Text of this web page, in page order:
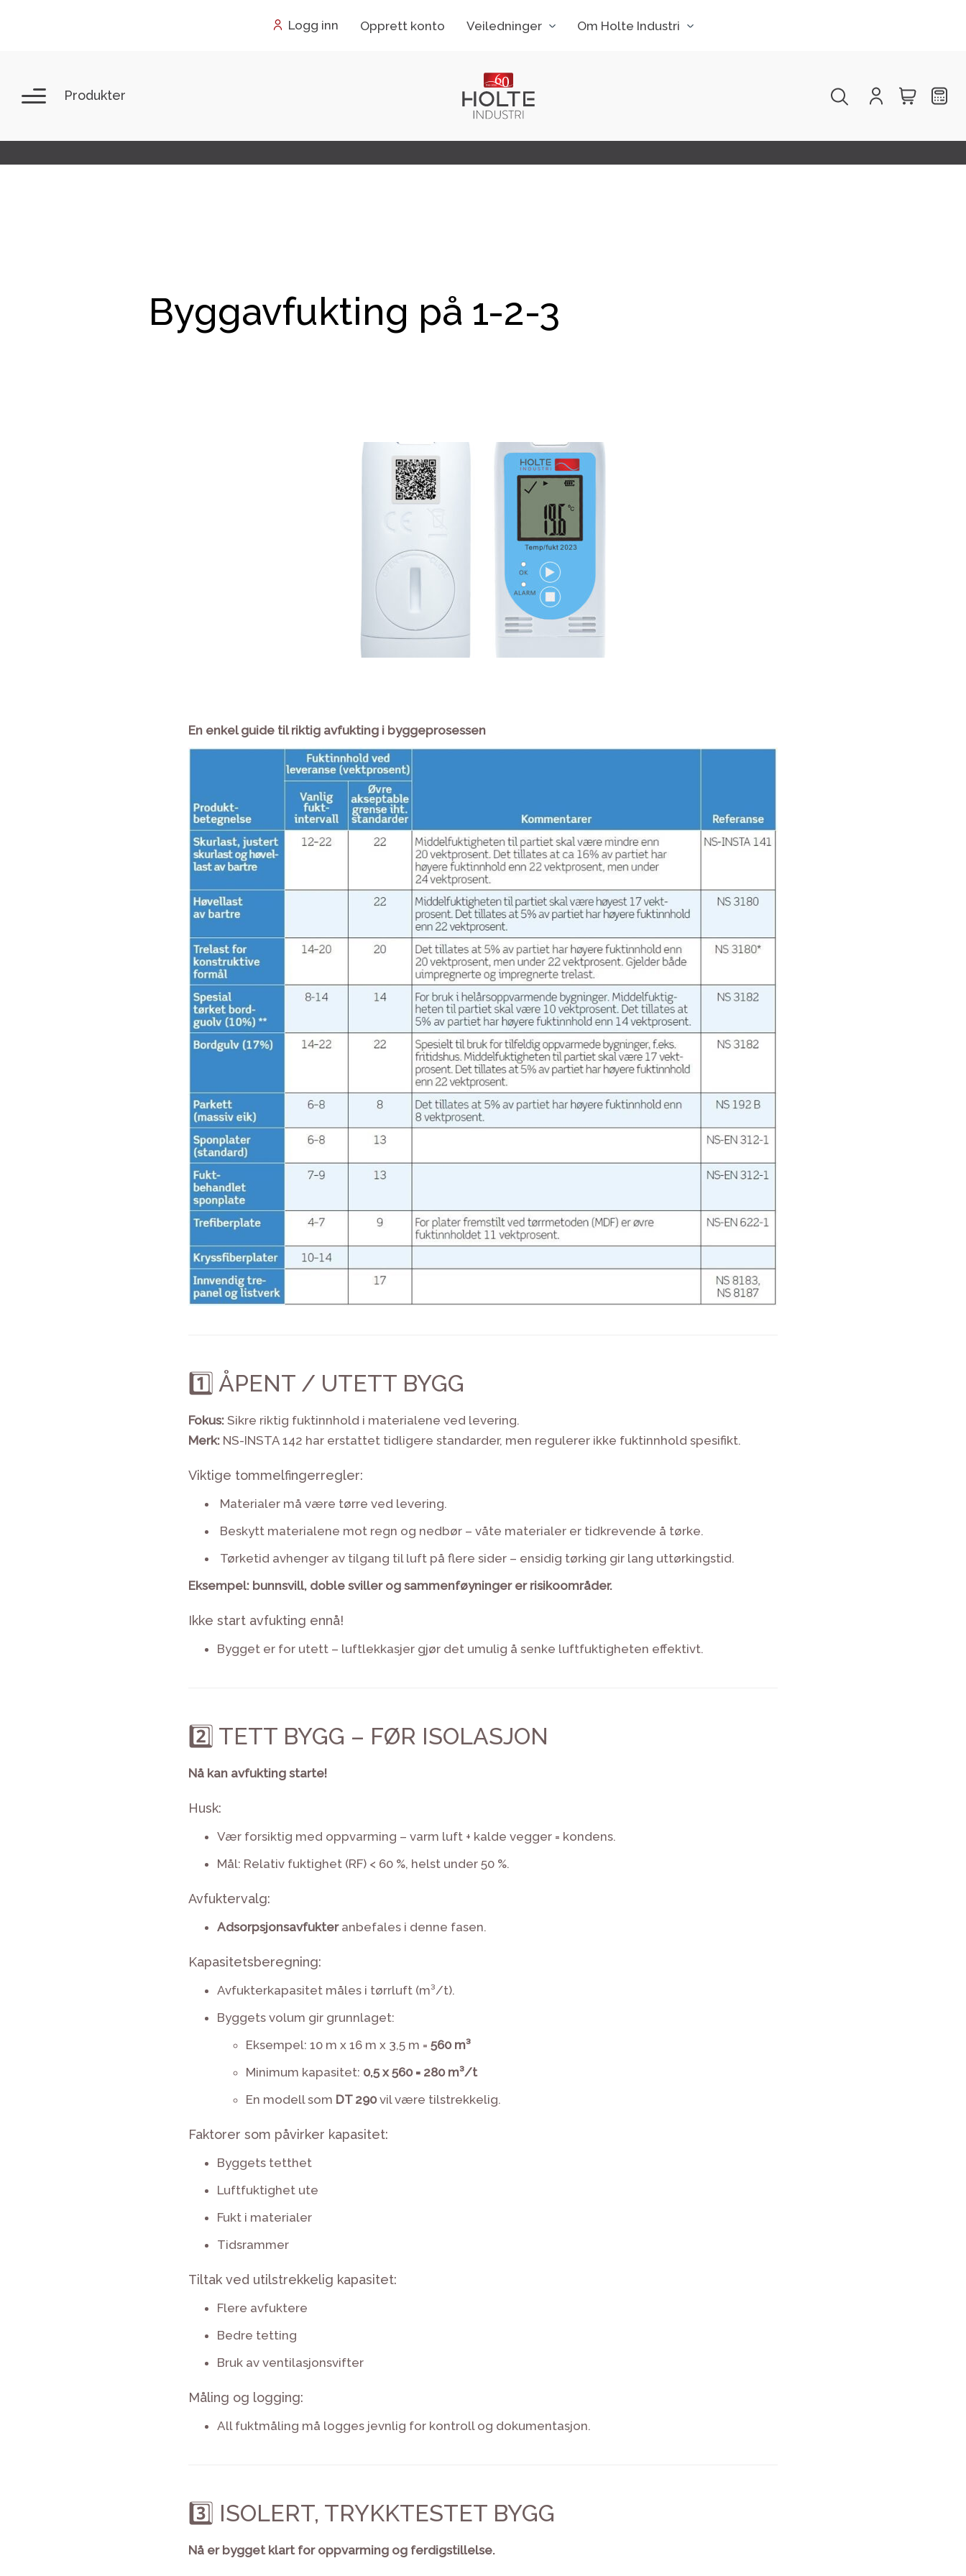
Logg inn Opprett konto Veiledninger Om Holte Industri
Produkter
search
Byggavfukting på 1-2-3
En enkel guide til riktig avfukting i byggeprosessen
1️⃣ ÅPENT / UTETT BYGG
Fokus: Sikre riktig fuktinnhold i materialene ved levering.
Merk: NS-INSTA 142 har erstattet tidligere standarder, men regulerer ikke fuktinnhold spesifikt.
Viktige tommelfingerregler:
Materialer må være tørre ved levering.
Beskytt materialene mot regn og nedbør – våte materialer er tidkrevende å tørke.
Tørketid avhenger av tilgang til luft på flere sider – ensidig tørking gir lang uttørkingstid.
Eksempel: bunnsvill, doble sviller og sammenføyninger er risikoområder.
Ikke start avfukting ennå!
Bygget er for utett – luftlekkasjer gjør det umulig å senke luftfuktigheten effektivt.
2️⃣ TETT BYGG – FØR ISOLASJON
Nå kan avfukting starte!
Husk:
Vær forsiktig med oppvarming – varm luft + kalde vegger = kondens.
Mål: Relativ fuktighet (RF) < 60 %, helst under 50 %.
Avfuktervalg:
Adsorpsjonsavfukteranbefales i denne fasen.
Kapasitetsberegning:
Avfukterkapasitet måles i tørrluft (m³/t).
Byggets volum gir grunnlaget:
Eksempel: 10 m x 16 m x 3,5 m = 560 m³
Minimum kapasitet: 0,5 x 560 = 280 m³/t
En modell som DT 290vil være tilstrekkelig.
Faktorer som påvirker kapasitet:
Byggets tetthet
Luftfuktighet ute
Fukt i materialer
Tidsrammer
Tiltak ved utilstrekkelig kapasitet:
Flere avfuktere
Bedre tetting
Bruk av ventilasjonsvifter
Måling og logging:
All fuktmåling må logges jevnlig for kontroll og dokumentasjon.
3️⃣ ISOLERT, TRYKKTESTET BYGG
Nå er bygget klart for oppvarming og ferdigstillelse.